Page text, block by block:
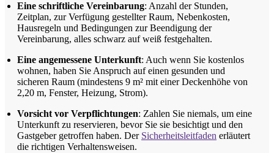
Eine schriftliche Vereinbarung: Anzahl der Stunden,
Zeitplan, zur Verfügung gestellter Raum, Nebenkosten,
Hausregeln und Bedingungen zur Beendigung der
Vereinbarung, alles schwarz auf weiß festgehalten.
Eine angemessene Unterkunft: Auch wenn Sie kostenlos
wohnen, haben Sie Anspruch auf einen gesunden und
sicheren Raum (mindestens 9 m² mit einer Deckenhöhe von
2,20 m, Fenster, Heizung, Strom).
Vorsicht vor Verpflichtungen: Zahlen Sie niemals, um eine
Unterkunft zu reservieren, bevor Sie sie besichtigt und den
Gastgeber getroffen haben. Der Sicherheitsleitfaden erläutert
die richtigen Verhaltensweisen.